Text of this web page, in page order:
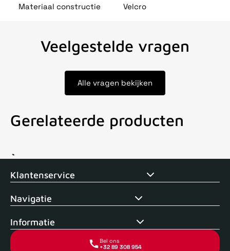
Materiaal constructie Velcro
Veelgestelde vragen
Alle vragen bekijken
Gerelateerde producten
Voor 15uur besteld, zelfde dag verstuurd Echte winkel +35
Klantenservice
Navigatie
Informatie
Bel ons
+32 89 308 954